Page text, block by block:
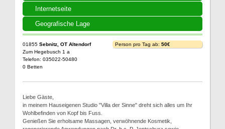
Internetseite
Geografische Lage
01855 Sebnitz, OT Altendorf
Zum Hegebusch 1 a
Telefon: 035022-50480
0 Betten
Person pro Tag ab: 50€
Liebe Gäste,
in meinem Hauseigenen Studio "Villa der Sinne" dreht sich alles um Ihr
Wohlbefinden von Kopf bis Fuss.
Genießen Sie erholsame Massagen, verwöhnende Kosmetik,